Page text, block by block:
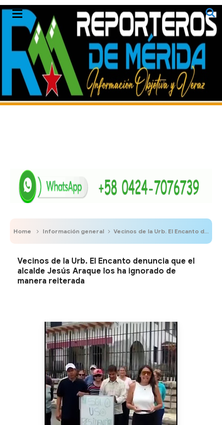
Home Información general Vecinos de la Urb. El Encanto denuncia que el alcalde Jesús Araque los ha ignorado de manera reiterada
Vecinos de la Urb. El Encanto denuncia que el
alcalde Jesús Araque los ha ignorado de
manera reiterada